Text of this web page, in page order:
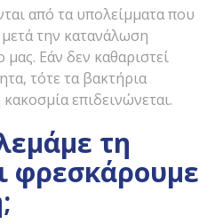
από τα υπολείμματα που
την κατανάλωση
Εάν δεν καθαριστεί
τότε τα βακτήρια
επιδεινώνεται.
τη
φρεσκάρουμε